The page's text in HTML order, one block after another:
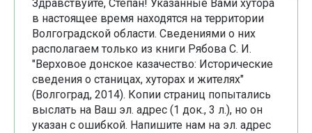
Здравствуйте, Степан! Указанные Вами хутора
в настоящее время находятся на территории
Волгоградской области. Сведениями о них
располагаем только из книги Рябова С. И.
"Верховое донское казачество: Исторические
сведения о станицах, хуторах и жителях"
(Волгоград, 2014). Копии страниц попытались
выслать на Ваш эл. адрес (1 док., 3 л.), но он
указан с ошибкой. Напишите нам на эл. адрес